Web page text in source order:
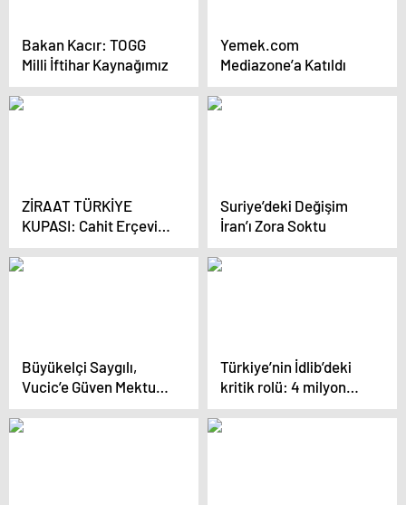
Bakan Kacır: TOGG
Milli İftihar Kaynağımız
Yemek.com
Mediazone’a Katıldı
ZİRAAT TÜRKİYE
KUPASI: Cahit Erçevik,
SABAH Spor’a
konuştu: “Kupanın
Suriye’deki Değişim
İran’ı Zora Soktu
Büyükelçi Saygılı,
Vucic’e Güven Mektubu
Sundı
Türkiye’nin İdlib’deki
kritik rolü: 4 milyon
Suriyeli’nin koruyucusu